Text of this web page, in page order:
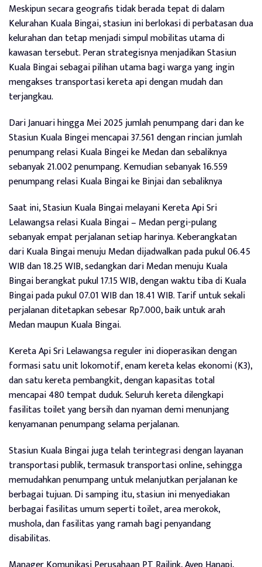
Meskipun secara geografis tidak berada tepat di dalam
Kelurahan Kuala Bingai, stasiun ini berlokasi di perbatasan dua
kelurahan dan tetap menjadi simpul mobilitas utama di
kawasan tersebut. Peran strategisnya menjadikan Stasiun
Kuala Bingai sebagai pilihan utama bagi warga yang ingin
mengakses transportasi kereta api dengan mudah dan
terjangkau.
Dari Januari hingga Mei 2025 jumlah penumpang dari dan ke
Stasiun Kuala Bingei mencapai 37.561 dengan rincian jumlah
penumpang relasi Kuala Bingei ke Medan dan sebaliknya
sebanyak 21.002 penumpang. Kemudian sebanyak 16.559
penumpang relasi Kuala Bingai ke Binjai dan sebaliknya
Saat ini, Stasiun Kuala Bingai melayani Kereta Api Sri
Lelawangsa relasi Kuala Bingai – Medan pergi-pulang
sebanyak empat perjalanan setiap harinya. Keberangkatan
dari Kuala Bingai menuju Medan dijadwalkan pada pukul 06.45
WIB dan 18.25 WIB, sedangkan dari Medan menuju Kuala
Bingai berangkat pukul 17.15 WIB, dengan waktu tiba di Kuala
Bingai pada pukul 07.01 WIB dan 18.41 WIB. Tarif untuk sekali
perjalanan ditetapkan sebesar Rp7.000, baik untuk arah
Medan maupun Kuala Bingai.
Kereta Api Sri Lelawangsa reguler ini dioperasikan dengan
formasi satu unit lokomotif, enam kereta kelas ekonomi (K3),
dan satu kereta pembangkit, dengan kapasitas total
mencapai 480 tempat duduk. Seluruh kereta dilengkapi
fasilitas toilet yang bersih dan nyaman demi menunjang
kenyamanan penumpang selama perjalanan.
Stasiun Kuala Bingai juga telah terintegrasi dengan layanan
transportasi publik, termasuk transportasi online, sehingga
memudahkan penumpang untuk melanjutkan perjalanan ke
berbagai tujuan. Di samping itu, stasiun ini menyediakan
berbagai fasilitas umum seperti toilet, area merokok,
mushola, dan fasilitas yang ramah bagi penyandang
disabilitas.